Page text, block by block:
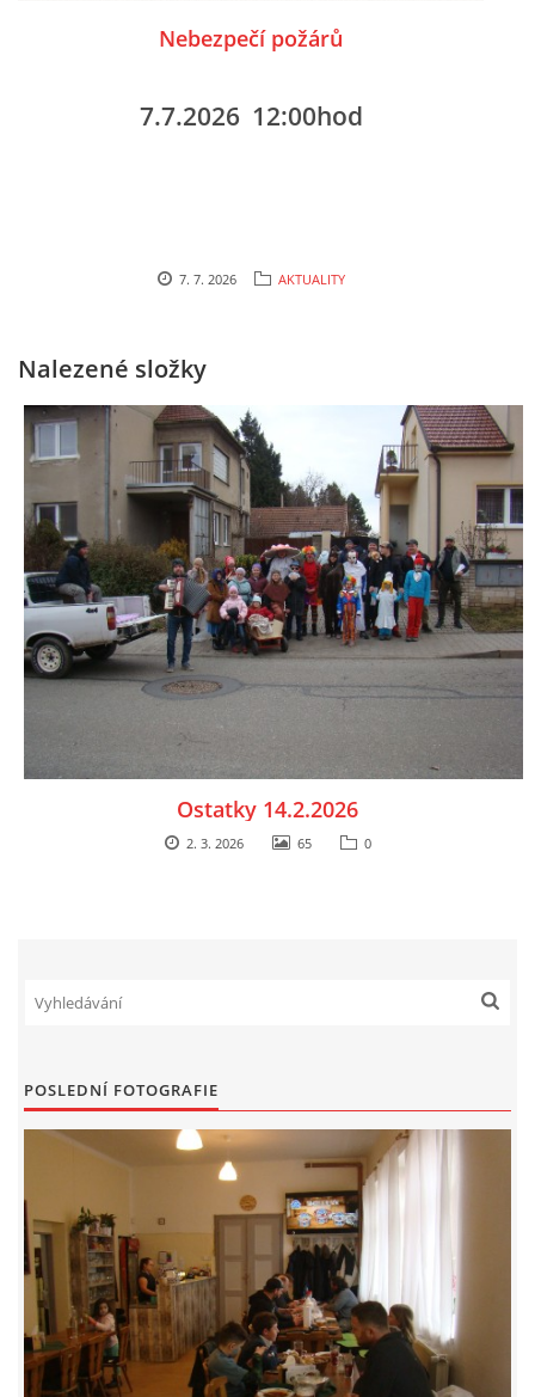
Nebezpečí požárů
7.7.2026 12:00hod
7. 7. 2026 AKTUALITY
Nalezené složky
Ostatky 14.2.2026
2. 3. 2026 65 0
POSLEDNÍ FOTOGRAFIE